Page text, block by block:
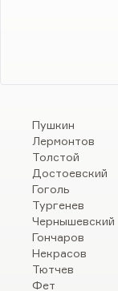
Пушкин
Лермонтов
Толстой
Достоевский
Гоголь
Тургенев
Чернышевский
Гончаров
Некрасов
Тютчев
Фет